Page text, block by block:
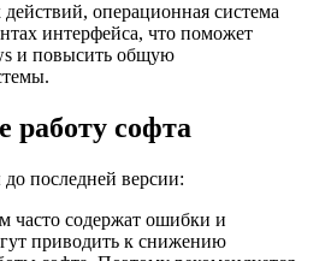
операционная система
интерфейса, что поможет
и повысить общую
работу софта
последней версии:
часто содержат ошибки и
приводить к снижению